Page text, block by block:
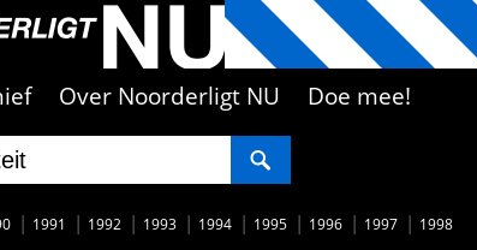
Over Noorderligt NU Doe mee!
1991 1992 1993 1994 1995 1996 1997 1998